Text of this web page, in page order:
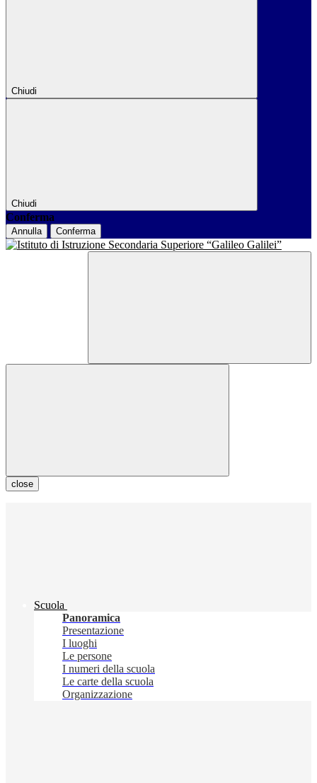
Chiudi
Chiudi
Conferma
Annulla Conferma
close
Scuola
Panoramica
Presentazione
I luoghi
Le persone
I numeri della scuola
Le carte della scuola
Organizzazione